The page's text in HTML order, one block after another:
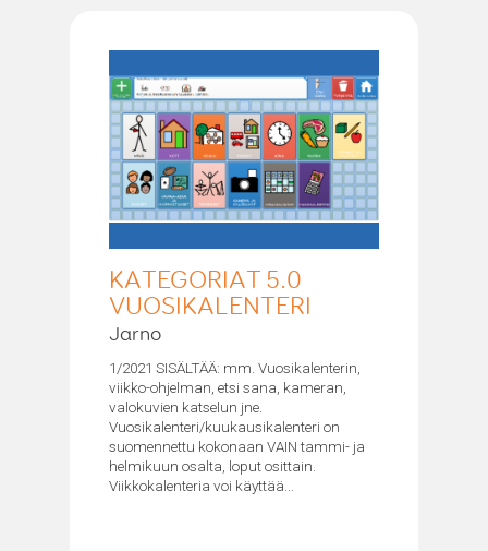
KATEGORIAT 5.0
VUOSIKALENTERI
Jarno
1/2021 SISÄLTÄÄ: mm. Vuosikalenterin,
viikko-ohjelman, etsi sana, kameran,
valokuvien katselun jne.
Vuosikalenteri/kuukausikalenteri on
suomennettu kokonaan VAIN tammi- ja
helmikuun osalta, loput osittain.
Viikkokalenteria voi käyttää...